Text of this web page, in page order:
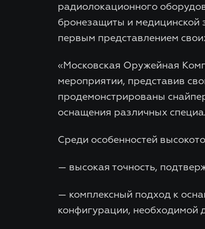
радиолокационного
бронезащиты и медицинской
первым представлением
«Московская Оружейная
мероприятии, представив
продемонстрированы
оснащения различных
Среди особенностей
— высокая точность,
— комплексный подход к
конфигурации, необходимой